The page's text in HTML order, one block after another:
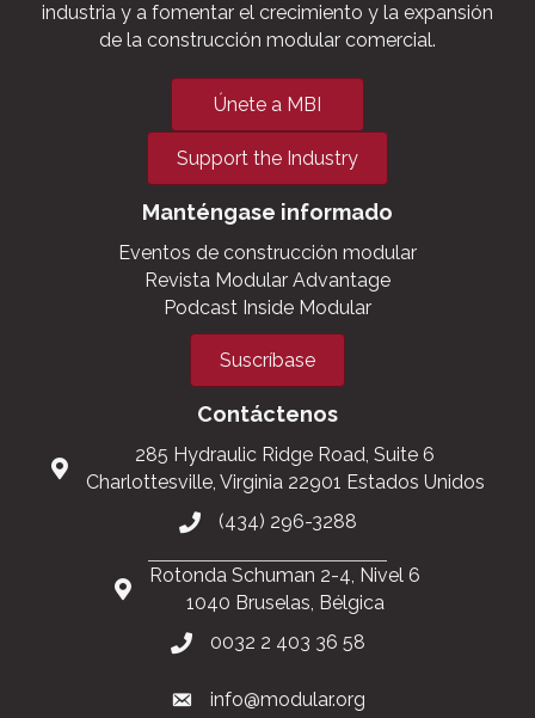
industria y a fomentar el crecimiento y la expansión
de la construcción modular comercial.
Únete a MBI
Support the Industry
Manténgase informado
Eventos de construcción modular
Revista Modular Advantage
Podcast Inside Modular
Suscríbase
Contáctenos
285 Hydraulic Ridge Road, Suite 6
Charlottesville, Virginia 22901 Estados Unidos
(434) 296-3288
Rotonda Schuman 2-4, Nivel 6
1040 Bruselas, Bélgica
0032 2 403 36 58
info@modular.org